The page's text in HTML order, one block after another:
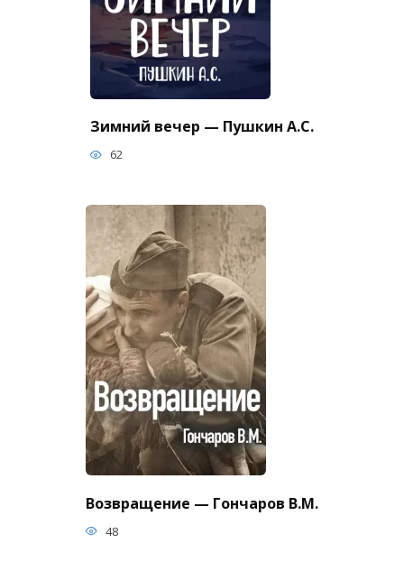
Зимний вечер — Пушкин А.С.
62
Возвращение — Гончаров В.М.
48